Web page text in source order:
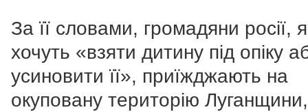
За її словами, громадяни росії,
хочуть «взяти дитину під опіку
усиновити її», приїжджають на
окуповану територію Луганщини,